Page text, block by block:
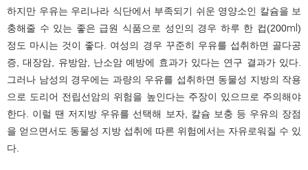
하지만 우유는 우리나라 식단에서 부족되기 쉬운 영양소인 칼슘을 보
충해줄 수 있는 좋은 급원 식품으로 성인의 경우 하루 한 컵(200ml )
정도 마시는 것이 좋다. 여성의 경우 꾸준히 우유를 섭취하면 골다공
증, 대장암, 유방암, 난소암 예방에 효과가 있다는 연구 결과가 있다.
그러나 남성의 경우에는 과량의 우유를 섭취하면 동물성 지방의 작용
으로 도리어 전립선암의 위험을 높인다는 주장이 있으므로 주의해야
한다. 이럴 땐 저지방 우유를 선택해 보자, 칼슘 보충 등 우유의 장점
을 얻으면서도 동물성 지방 섭취에 따른 위험에서는 자유로워질 수 있
다.